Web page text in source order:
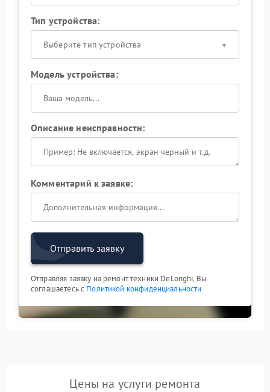
Тип устройства:
Выберите тип устройства
Модель устройства:
Описание неисправности:
Комментарий к заявке:
Отправить заявку
Отправляя заявку на ремонт техники DeLonghi, Вы
соглашаетесь с Политикой конфиденциальности
Цены на услуги ремонта